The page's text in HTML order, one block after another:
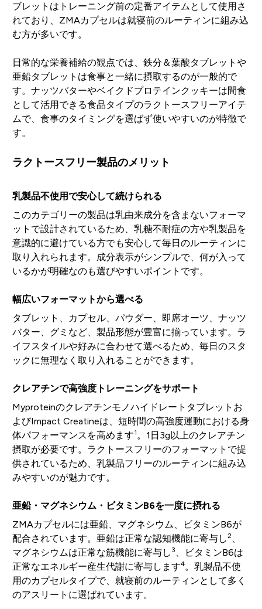
ブレットはトレーニング前の定番アイテムとして使用さ
れており、ZMAカプセルは就寝前のルーティンに組み込
む方が多いです。
日常的な栄養補給の観点では、鉄分＆葉酸タブレットや
亜鉛タブレットは食事と一緒に摂取するのが一般的で
す。ナッツバターやベイクドプロテインクッキーは間食
として活用できる食品タイプのラクトースフリーアイテ
ムで、食事のタイミングを選ばず使いやすいのが特徴で
す。
ラクトースフリー製品のメリット
乳製品不使用で安心して続けられる
このカテゴリーの製品は乳由来成分を含まないフォーマ
ットで設計されているため、乳糖不耐症の方や乳製品を
意識的に避けている方でも安心して毎日のルーティンに
取り入れられます。成分表示がシンプルで、何が入って
いるかが明確なのも選びやすいポイントです。
幅広いフォーマットから選べる
タブレット、カプセル、パウダー、即席オーツ、ナッツ
バター、グミなど、製品形態が豊富に揃っています。ラ
イフスタイルや好みに合わせて選べるため、毎日のスタ
ックに無理なく取り入れることができます。
クレアチンで高強度トレーニングをサポート
Myproteinのクレアチンモノハイドレートタブレットお
よびImpact Creatineは、短時間の高強度運動における身
体パフォーマンスを高めます1 。1日3g以上のクレアチン
摂取が必要です。ラクトースフリーのフォーマットで提
供されているため、乳製品フリーのルーティンに組み込
みやすいのが魅力です。
亜鉛・マグネシウム・ビタミンB6を一度に摂れる
ZMAカプセルには亜鉛、マグネシウム、ビタミンB6が
配合されています。亜鉛は正常な認知機能に寄与し2、
マグネシウムは正常な筋機能に寄与し 3
、ビタミンB6は
正常なエネルギー産生代謝に寄与します4。乳製品不使
用のカプセルタイプで、就寝前のルーティンとして多く
のアスリートに選ばれています。